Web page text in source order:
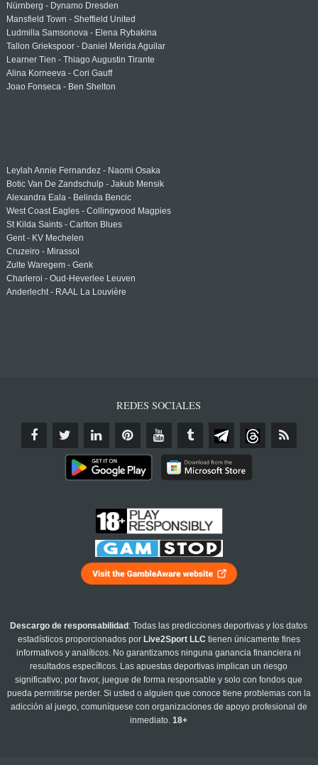
Nürnberg - Dynamo Dresden
Mansfield Town - Sheffield United
Ludmilla Samsonova - Elena Rybakina
Tallon Griekspoor - Daniel Merida Aguilar
Learner Tien - Thiago Augustin Tirante
Alina Korneeva - Cori Gauff
Joao Fonseca - Ben Shelton
Leylah Annie Fernandez - Naomi Osaka
Botic Van De Zandschulp - Jakub Mensik
Alexandra Eala - Belinda Bencic
West Coast Eagles - Collingwood Magpies
St Kilda Saints - Carlton Blues
Gent - KV Mechelen
Cruzeiro - Mirassol
Zulte Waregem - Genk
Charleroi - Oud-Heverlee Leuven
Anderlecht - RAAL La Louvière
REDES SOCIALES
Descargo de responsabilidad : Todas las predicciones deportivas y los datos
estadísticos proporcionados por Live2Sport LLC tienen únicamente fines
informativos y analíticos. No garantizamos ninguna ganancia financiera ni
resultados específicos. Las apuestas deportivas implican un riesgo
significativo; por favor, juegue de forma responsable y solo con fondos que
pueda permitirse perder. Si usted o alguien que conoce tiene problemas con la
adicción al juego, comuníquese con organizaciones de apoyo profesional de
inmediato.18+